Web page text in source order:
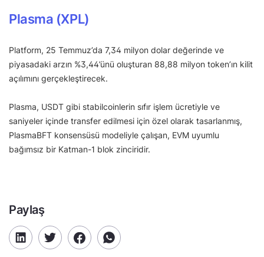
Plasma (XPL)
Platform, 25 Temmuz’da 7,34 milyon dolar değerinde ve
piyasadaki arzın %3,44’ünü oluşturan 88,88 milyon token’ın kilit
açılımını gerçekleştirecek.
Plasma, USDT gibi stabilcoinlerin sıfır işlem ücretiyle ve
saniyeler içinde transfer edilmesi için özel olarak tasarlanmış,
PlasmaBFT konsensüsü modeliyle çalışan, EVM uyumlu
bağımsız bir Katman-1 blok zinciridir.
Paylaş